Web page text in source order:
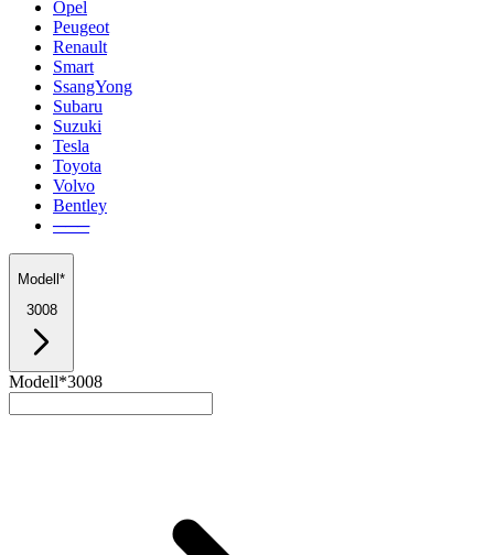
Opel
Peugeot
Renault
Smart
SsangYong
Subaru
Suzuki
Tesla
Toyota
Volvo
Bentley
───
Modell*
3008
Modell*3008